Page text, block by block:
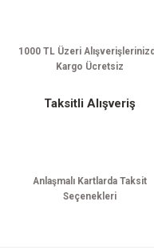
1000 TL Üzeri
Kargo Ücretsiz
Taksitli Alışveriş
Anlaşmalı Kartlarda Taksit
Seçenekleri